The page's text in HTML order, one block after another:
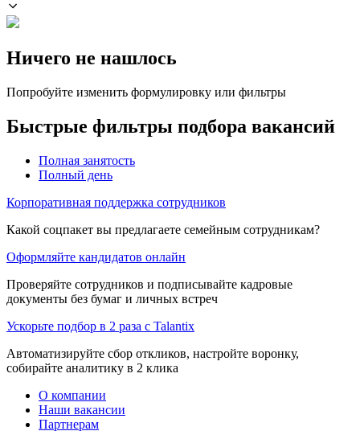
Ничего не нашлось
Попробуйте изменить формулировку или фильтры
Быстрые фильтры подбора вакансий
Полная занятость
Полный день
Корпоративная поддержка сотрудников
Какой соцпакет вы предлагаете семейным сотрудникам?
Оформляйте кандидатов онлайн
Проверяйте сотрудников и подписывайте кадровые
документы без бумаг и личных встреч
Ускорьте подбор в 2 раза с Talantix
Автоматизируйте сбор откликов, настройте воронку,
собирайте аналитику в 2 клика
О компании
Наши вакансии
Партнерам